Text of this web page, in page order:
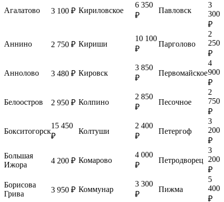
Агалатово 3 100 ₽ Кириловское
6 350
₽
Павловск
3
300
₽
Аннино 2 750 ₽ Кириши
10 100
₽
Парголово
2
250
₽
Аннолово 3 480 ₽ Кировск
3 850
₽
Первомайское
4
900
₽
Белоостров 2 950 ₽ Колпино
2 850
₽
Песочное
2
750
₽
Бокситогорск
15 450
₽
Колтуши
2 400
₽
Петергоф
3
200
₽
Большая
Ижора
4 200 ₽ Комарово
4 000
₽
Петродворец
3
200
₽
Борисова
Грива
3 950 ₽ Коммунар
3 300
₽
Пижма
5
400
₽